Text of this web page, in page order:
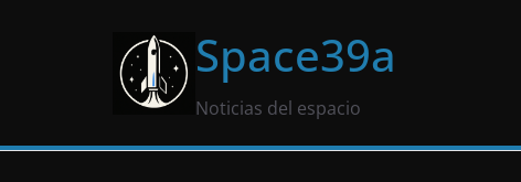
Space39a
Noticias del espacio